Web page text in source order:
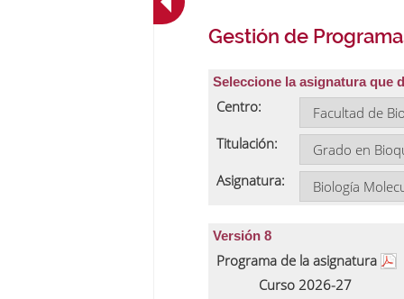
Gestión de
Seleccione la asignatura que
Centro:
Titulación:
Asignatura:
Versión 8
Programa de la asignatura
Curso 2026-27